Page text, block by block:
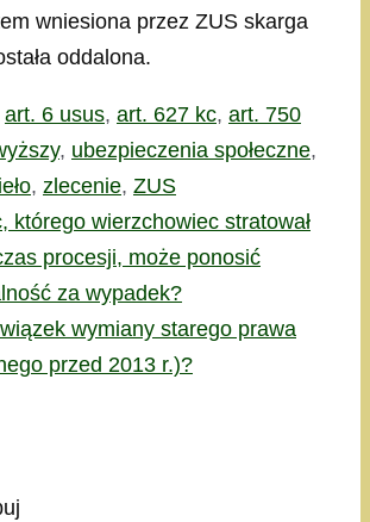
wniesiona przez ZUS skarga
oddalona.
Tagi
art. 6 usus, art. 627 kc, art. 750
, ubezpieczenia społeczne,
, zlecenie, ZUS
którego wierzchowiec stratował
procesji, może ponosić
za wypadek?
wymiany starego prawa
przed 2013 r.)?